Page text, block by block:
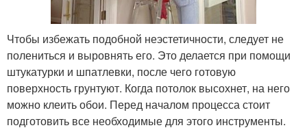
Чтобы избежать подобной неэстетичности, следует не
полениться и выровнять его. Это делается при помощи
штукатурки и шпатлевки, после чего готовую
поверхность грунтуют. Когда потолок высохнет, на него
можно клеить обои. Перед началом процесса стоит
подготовить все необходимые для этого инструменты.